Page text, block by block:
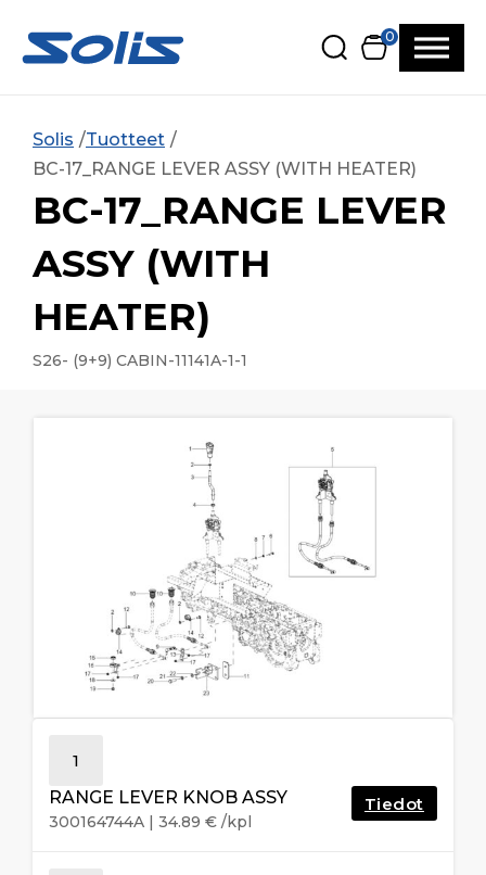
0
Solis
Tuotteet
BC-17_RANGE LEVER ASSY (WITH HEATER)
BC-17_RANGE LEVER
ASSY (WITH
HEATER)
S26- (9+9) CABIN-11141A-1-1
1
RANGE LEVER KNOB ASSY
300164744A | 34.89 € /kpl
Tiedot